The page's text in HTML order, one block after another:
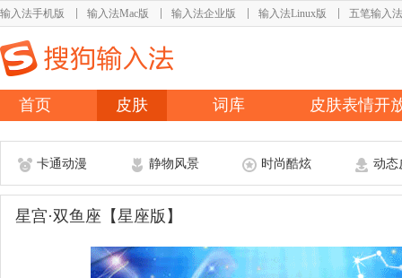
输入法手机版 输入法Mac版 输入法企业版 输入法Linux版 五笔输入法
首页 皮肤 词库 皮肤表情开
卡通动漫 静物风景 时尚酷炫 动态
星宫·双鱼座【星座版】